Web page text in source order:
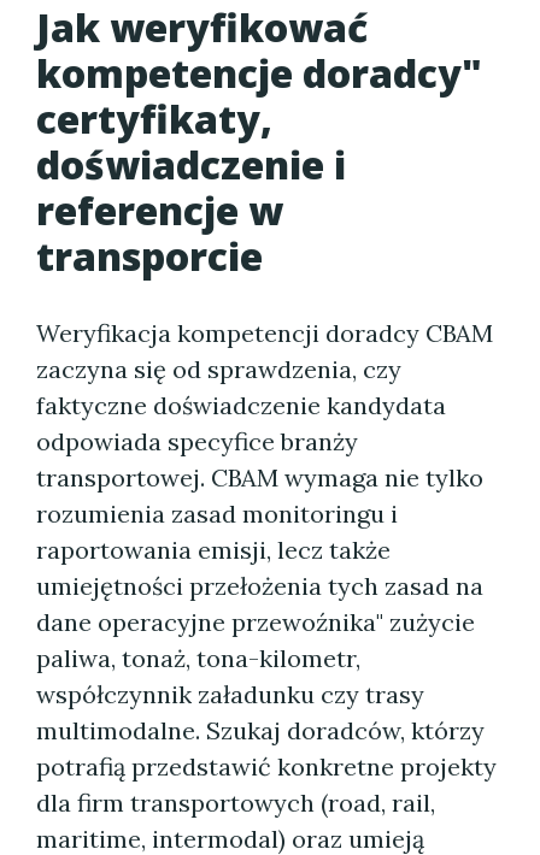
Jak weryfikować
kompetencje doradcy"
certyfikaty,
doświadczenie i
referencje w
transporcie
Weryfikacja kompetencji doradcy CBAM
zaczyna się od sprawdzenia, czy
faktyczne doświadczenie kandydata
odpowiada specyfice branży
transportowej. CBAM wymaga nie tylko
rozumienia zasad monitoringu i
raportowania emisji, lecz także
umiejętności przełożenia tych zasad na
dane operacyjne przewoźnika" zużycie
paliwa, tonaż, tona-kilometr,
współczynnik załadunku czy trasy
multimodalne. Szukaj doradców, którzy
potrafią przedstawić konkretne projekty
dla firm transportowych (road, rail,
maritime, intermodal) oraz umieją